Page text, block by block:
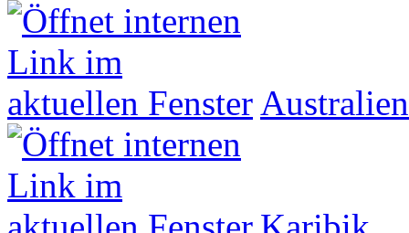
Australien